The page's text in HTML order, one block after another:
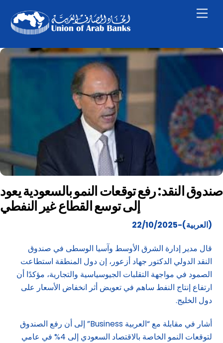
content
صندوق النقد: رفع توقعات النمو بالسعودية يعود
إلى توسع القطاع غير النفطي
(العربية)-22/10/2025
قال مدير إدارة الشرق الأوسط وآسيا الوسطى في صندوق
النقد الدولي الدكتور جهاد أزعور، إن دول المنطقة استطاعت
الصمود في مواجهة التقلبات الجيوسياسية والتجارية، مؤكدًا أن
ارتفاع إنتاج النفط ساهم في تعويض أثر انخفاض الأسعار على
دول الخليج.
أشار في مقابلة مع “العربية Business” إلى أن رفع الصندوق
لتوقعات النمو الخاصة بالاقتصاد السعودي إلى 4% في عامي